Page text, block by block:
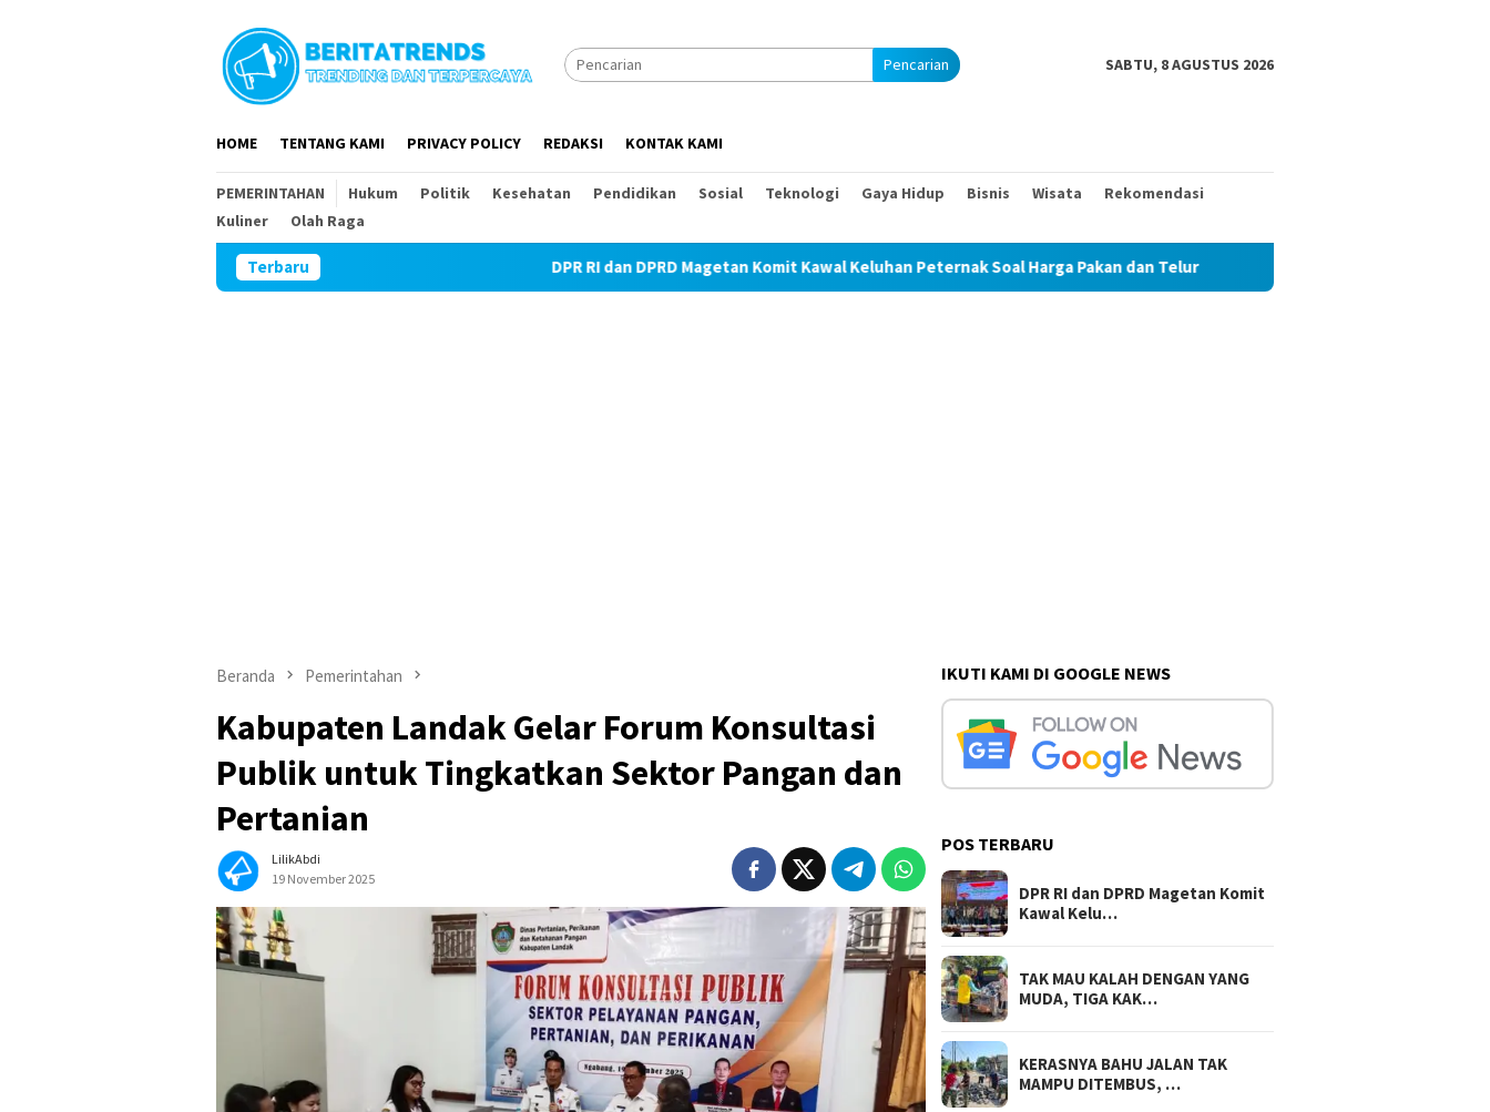
Pencarian SABTU, 8 AGUSTUS 2026
HOME TENTANG KAMI PRIVACY POLICY REDAKSI KONTAK KAMI
PEMERINTAHAN Hukum Politik Kesehatan Pendidikan Sosial Teknologi Gaya Hidup Bisnis Wisata
Rekomendasi
Kuliner
Olah Raga
Terbaru DPR RI dan DPRD Magetan Komit Kawal Keluhan Peternak Soal Harga Pakan dan Telur TAK MAU KALAH DENGAN YANG MUDA,
Beranda Pemerintahan
Kabupaten Landak Gelar Forum Konsultasi
Publik untuk Tingkatkan Sektor Pangan dan
Pertanian
LilikAbdi
19 November 2025
IKUTI KAMI DI GOOGLE NEWS
POS TERBARU
DPR RI dan DPRD Magetan Komit
Kawal Kelu…
TAK MAU KALAH DENGAN YANG
MUDA, TIGA KAK…
KERASNYA BAHU JALAN TAK
MAMPU DITEMBUS, …